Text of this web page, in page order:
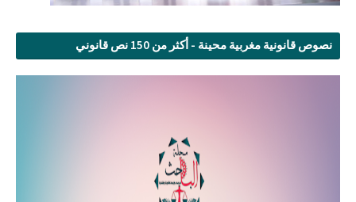
نصوص قانونية مغربية محينة - أكثر من 150 نص قانوني